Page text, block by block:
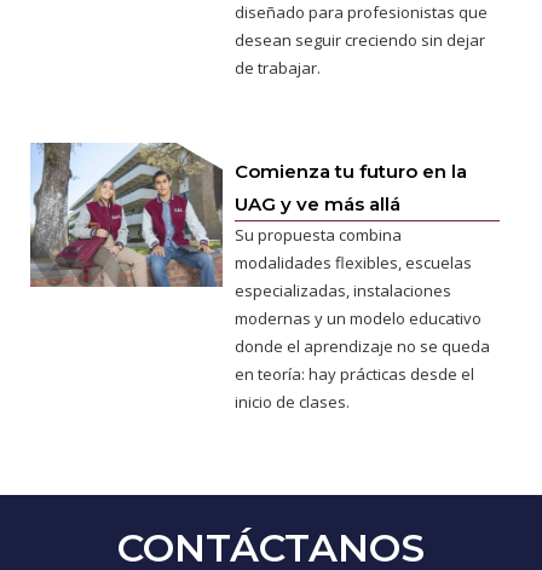
diseñado para profesionistas que
desean seguir creciendo sin dejar
de trabajar.
Comienza tu futuro en la
UAG y ve más allá
Su propuesta combina
modalidades flexibles, escuelas
especializadas, instalaciones
modernas y un modelo educativo
donde el aprendizaje no se queda
en teoría: hay prácticas desde el
inicio de clases.
CONTÁCTANOS